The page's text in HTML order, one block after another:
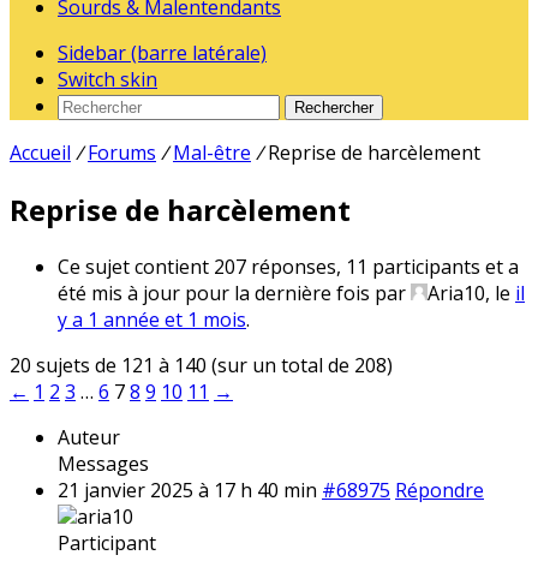
Sourds & Malentendants
Sidebar (barre latérale)
Switch skin
Rechercher
Accueil / Forums / Mal-être / Reprise de harcèlement
Reprise de harcèlement
Ce sujet contient 207 réponses, 11 participants et a
été mis à jour pour la dernière fois par
Aria10, le il
y a 1 année et 1 mois.
20 sujets de 121 à 140 (sur un total de 208)
← 1 2 3 … 6 78 9 10 11 →
Auteur
Messages
21 janvier 2025 à 17 h 40 min #68975 Répondre
aria10
Participant